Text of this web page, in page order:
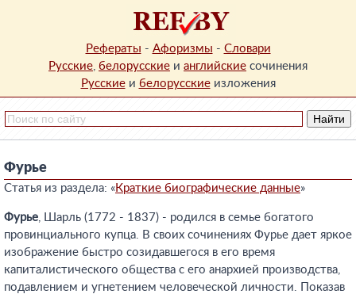
Рефераты - Афоризмы - Словари
Русские, белорусские и английские сочинения
Русскиеи белорусскиеизложения
Фурье
Статья из раздела: «Краткие биографические данные»
Фурье, Шарль (1772 - 1837) - родился в семье богатого
провинциального купца. В своих сочинениях Фурье дает яркое
изображение быстро созидавшегося в его время
капиталистического общества с его анархией производства,
подавлением и угнетением человеческой личности. Показав